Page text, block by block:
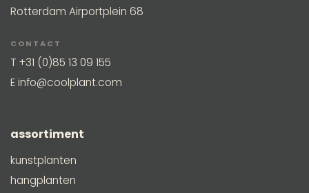
Rotterdam Airportplein 68
CONTACT
T +31 (0)85 13 09 155
Einfo@coolplant.com
assortiment
kunstplanten
hangplanten